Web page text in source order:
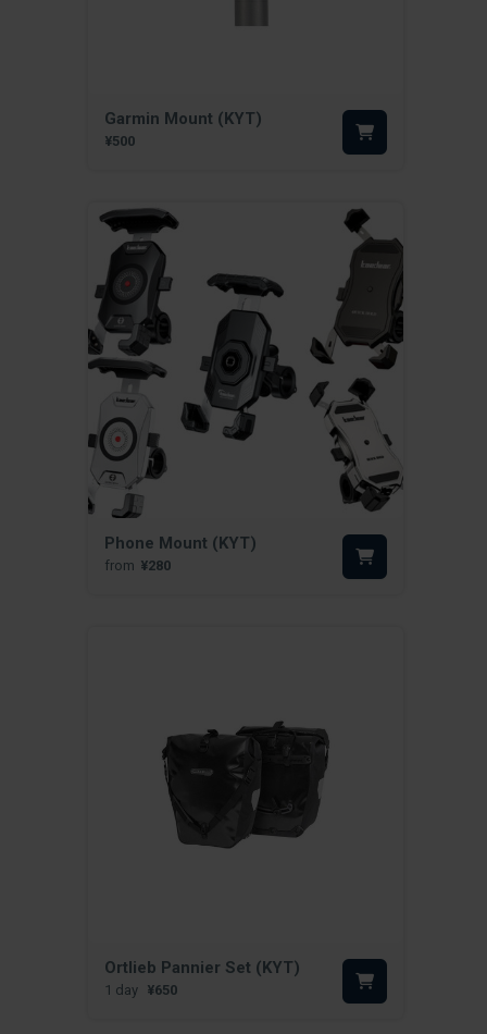
Garmin Mount (KYT)
¥500
Phone Mount (KYT)
from ¥280
Ortlieb Pannier Set (KYT)
1 day ¥650